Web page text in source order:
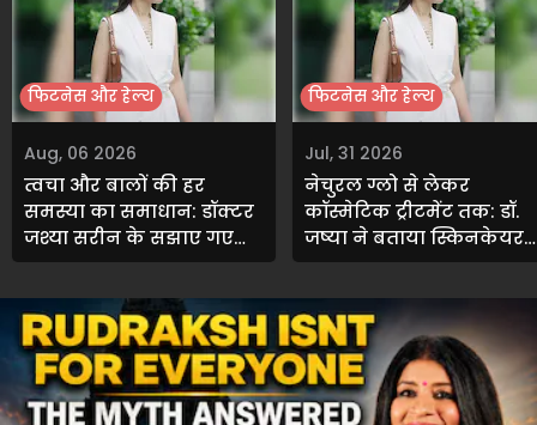
Aug, 06 2026
त्वचा और बालों की हर
समस्या का समाधान: डॉक्टर
जुश्या सरीन के सुझाए गए
खास ट्रीटमेंट्स
फिटनेस और हेल्थ
Jul, 31 2026
नेचुरल ग्लो से लेकर
कॉस्मेटिक ट्रीटमेंट तक: डॉ.
जुष्या ने बताया स्किनकेयर
और सेल्फ-केयर का असली
फिटनेस और हेल्थ